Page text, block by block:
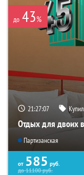
до 43%
21:27:06
Отдых для двоих
Партизанская
от 585 руб.
до11100руб.